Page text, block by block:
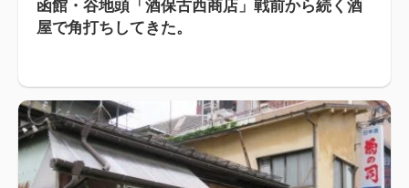
函館・谷地頭「酒保古西商店」戦前から続く酒
屋で角打ちしてきた。